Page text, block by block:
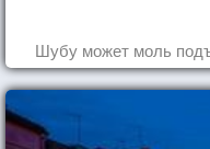
Шубу может моль